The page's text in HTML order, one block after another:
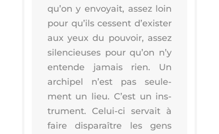
qu’on y envoyait, assez loin
pour qu’ils cessent d’exis­ter
aux yeux du pou­voir, assez
silen­cieuses pour qu’on n’y
entende jamais rien. Un
archi­pel n’est pas seule­
ment un lieu. C’est un ins­
tru­ment. Celui-ci ser­vait à
faire dis­pa­raître les gens